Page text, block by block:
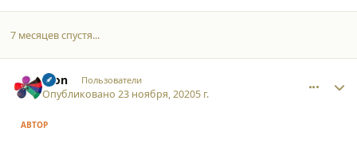
7 месяцев спустя...
aron Пользователи
Опубликовано23 ноября, 20205 г.
АВТОР